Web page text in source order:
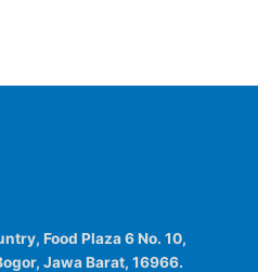
Food Plaza 6 No. 10,
Jawa Barat, 16966.